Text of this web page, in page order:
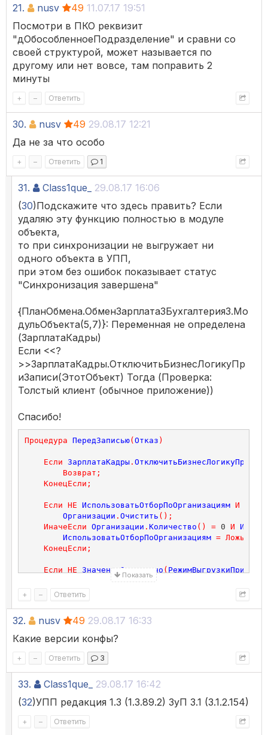
21. nusv 49 11.07.17 19:51
Посмотри в ПКО реквизит
"дОбособленноеПодразделение" и сравни со
своей структурой, может называется по
другому или нет вовсе, там поправить 2
минуты
+ – Ответить
30. nusv 49 29.08.17 12:21
Да не за что особо
+ – Ответить 1
31. Class1que_
29.08.17 16:06
(30)Подскажите что здесь править? Если
удаляю эту функцию полностью в модуле
объекта,
то при синхронизации не выгружает ни
одного объекта в УПП,
при этом без ошибок показывает статус
"Cинхронизация завершена"
{ПланОбмена.ОбменЗарплата3Бухгалтерия3.Мо
дульОбъекта(5,7)}: Переменная не определена
(ЗарплатаКадры)
Если <<?
>>ЗарплатаКадры.ОтключитьБизнесЛогикуПр
иЗаписи(ЭтотОбъект) Тогда (Проверка:
Толстый клиент (обычное приложение))
Спасибо!
Процедура ПередЗаписью( Отказ )
Если ЗарплатаКадры.
Возврат ;
КонецЕсли ;
Если НЕ ИспользоватьОтборПоОрганизациям И
Организации . Очистить ();
ИначеЕсли Организации . Количество () = 0 И
ИспользоватьОтборПоОрганизациям = Ложь
КонецЕсли ;
Если НЕ ЗначениеЗаполнено (
РежимВыгрузкиПриНеобходимости
КонецЕсли
РежимВыгрузкиПерсональныеДанные
Иначе
РежимВыгрузкиПерсональныеДанные
КонецЕсли
;
КонецПроцедуры
Показать
+ – Ответить
32. nusv 49 29.08.17 16:33
Какие версии конфы?
+ – Ответить 3
33. Class1que_
29.08.17 16:42
(32)УПП редакция 1.3 (1.3.89.2) ЗуП 3.1 (3.1.2.154)
+ – Ответить